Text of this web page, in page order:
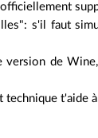
s'il faut
version de
t'aide